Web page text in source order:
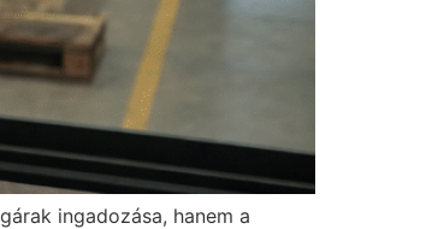
ingadozása, hanem a